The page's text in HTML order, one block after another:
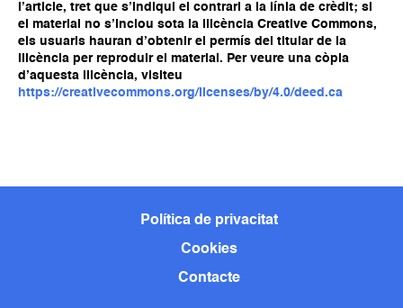
l’article, tret que s’indiqui el contrari a la línia de crèdit; si
el material no s’inclou sota la llicència Creative Commons,
els usuaris hauran d’obtenir el permís del titular de la
llicència per reproduir el material. Per veure una còpia
d’aquesta llicència, visiteu
https://creativecommons.org/licenses/by/4.0/deed.ca
Política de privacitat
Cookies
Contacte